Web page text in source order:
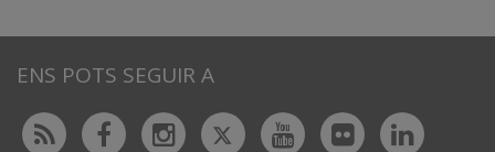
ENS POTS SEGUIR A
Rss FacebookInstagram
TwitterYoutubeFlickr